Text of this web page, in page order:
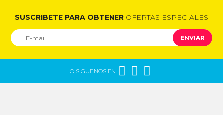
SUSCRIBETE PARA OBTENER OFERTAS ESPECIALES
ENVIAR
O SIGUENOS EN   